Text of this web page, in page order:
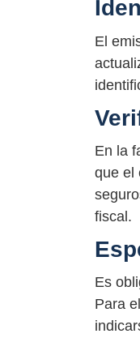
El
En la
que el
fiscal.
Es
Para